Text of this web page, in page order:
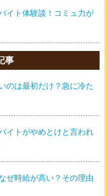
イト体験談！コミュ力が
事
のは最初だけ？急に冷た
イトがやめとけと言われ
ぜ時給が高い？その理由